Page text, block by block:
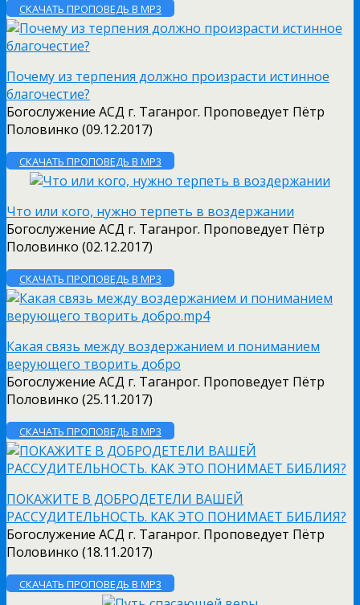
СКАЧАТЬ ПРОПОВЕДЬ В MP3
Почему из терпения должно произрасти истинное
благочестие?
Богослужение АСД г. Таганрог. Проповедует Пётр
Половинко (09.12.2017)
СКАЧАТЬ ПРОПОВЕДЬ В MP3
Что или кого, нужно терпеть в воздержании
Богослужение АСД г. Таганрог. Проповедует Пётр
Половинко (02.12.2017)
СКАЧАТЬ ПРОПОВЕДЬ В MP3
Какая связь между воздержанием и пониманием
верующего творить добро
Богослужение АСД г. Таганрог. Проповедует Пётр
Половинко (25.11.2017)
СКАЧАТЬ ПРОПОВЕДЬ В MP3
ПОКАЖИТЕ В ДОБРОДЕТЕЛИ ВАШЕЙ
РАССУДИТЕЛЬНОСТЬ. КАК ЭТО ПОНИМАЕТ БИБЛИЯ?
Богослужение АСД г. Таганрог. Проповедует Пётр
Половинко (18.11.2017)
СКАЧАТЬ ПРОПОВЕДЬ В MP3